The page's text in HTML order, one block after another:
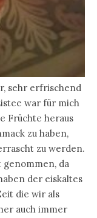
sehr erfrischend
war für mich
Früchte heraus
zu haben,
zu werden.
da
der eiskaltes
die wir als
auch immer